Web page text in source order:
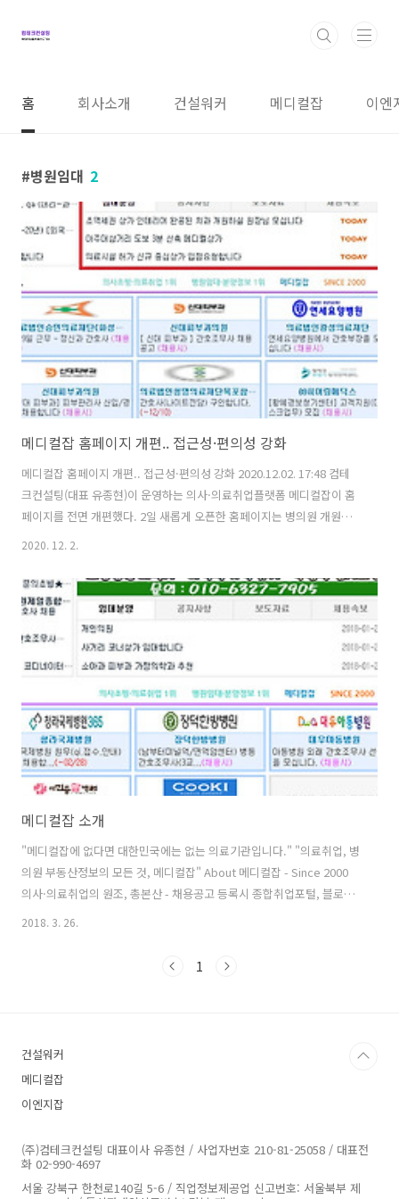
홈 회사소개 건설워커 메디컬잡 이엔
병원임대 2
메디컬잡 홈페이지 개편.. 접근성·편의성 강화
메디컬잡 홈페이지 개편.. 접근성·편의성 강화 2020.12.02. 17:48 컴테
크컨설팅(대표 유종현)이 운영하는 의사·의료취업플랫폼 메디컬잡이 홈
페이지를 전면 개편했다. 2일 새롭게 오픈한 홈페이지는 병의원 개원입
지 임대분양 정보를 첫 화면 상단에 배치해, 개원에 관심이 있는 의사 회
을 높였다. 또한 첫 화면에 통합검색란을 구축해 사용자의 검색 편의성을
강화했다. 메디컬잡은 아울러 ▲임대·분양·양도·매매정보 ▲닥터론·
팜론 대출정보 ▲병원·약국 개원컨설팅 ▲법률컨설팅 등 병의원 개원
관련정보를 맞춤형 플러스존 서비스로 한데 묶어 원스톱서비스를 제공
한다고 밝혔다. 이밖에 패밀리 사이트인 건설워커의 부동산정보를 활용
해 개원입지 관련 콘텐츠..
2020. 12. 2.
메디컬잡 소개
"메디컬잡에 없다면 대한민국에는 없는 의료기관입니다." "의료취업, 병
의원 부동산정보의 모든 것, 메디컬잡" About 메디컬잡 - Since 2000
의사·의료취업의 원조, 총본산 - 채용공고 등록시 종합취업포털, 블로
그, 카페, 페이스북 등 SNS에 동시 게재 - 국내 최대 전문취업포털 건설
천 + 주요 언론에 최다 노출 ■ 의료인이 찾는 취업포털, 메디컬잡
2018. 3. 26.
1
건설워커
메디컬잡
이엔지잡
(주)컴테크컨설팅 대표이사 유종현 / 사업자번호 210-81-25058 / 대표전
화 02-990-4697
서울 강북구 한천로140길 5-6 / 직업정보제공업 신고번호: 서울북부 제